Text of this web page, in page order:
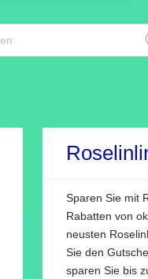
Sparen Sie mit
Rabatten von
neusten
Sie den
sparen Sie bis